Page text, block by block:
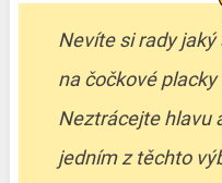
Nevíte si rady
na čočkové
Neztrácejte hlavu
jedním z těchto